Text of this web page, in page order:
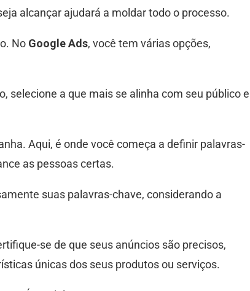
alcançar ajudará a moldar todo o processo.
No Google Ads, você tem várias opções,
selecione a que mais se alinha com seu público e
Aqui, é onde você começa a definir palavras-
as pessoas certas.
suas palavras-chave, considerando a
se de que seus anúncios são precisos,
únicas dos seus produtos ou serviços.